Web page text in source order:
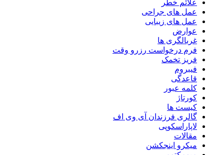
علائم خطر
عمل های جراحی
عمل های زیبایی
عوارض
غربالگری ها
فرم درخواست رزرو وقت
فریز تخمک
فیبروم
قاعدگی
کلمه عبور
کورتاژ
کیست ها
گالری فرزندان آی وی اف
لاپاراسکوپی
مقالات
میکرو اینجکشن